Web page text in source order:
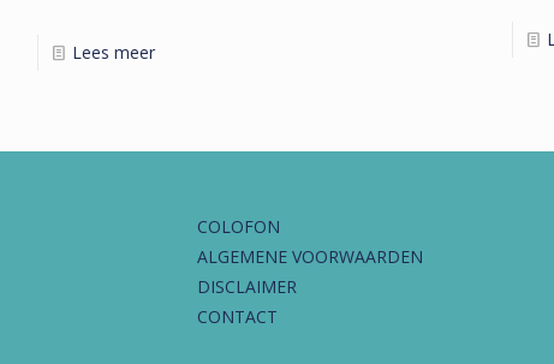
Lees meer
COLOFON
ALGEMENE VOORWAARDEN
DISCLAIMER
CONTACT